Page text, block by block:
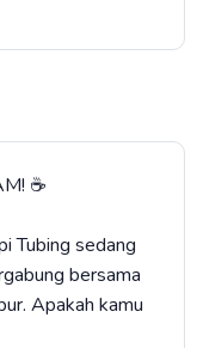
☕
Tubing sedang
bersama
Apakah kamu